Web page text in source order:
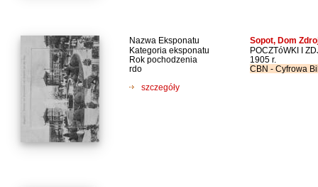
Nazwa Eksponatu Sopot, Dom
Kategoria eksponatu
POCZTóWKI I
Rok pochodzenia
1905 r.
rdo
CBN - Cyfrowa
szczegóły